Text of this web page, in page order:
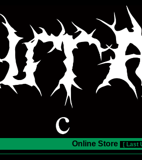
Online Store [ Last